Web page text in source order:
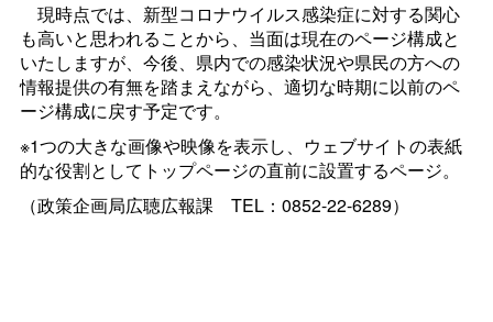
現時点では、新型コロナウイルス感染症に対する関心
も高いと思われることから、当面は現在のページ構成と
いたしますが、今後、県内での感染状況や県民の方への
情報提供の有無を踏まえながら、適切な時期に以前のペ
ージ構成に戻す予定です。
※1つの大きな画像や映像を表示し、ウェブサイトの表紙
的な役割としてトップページの直前に設置するページ。
（政策企画局広聴広報課 TEL：0852-22-6289）